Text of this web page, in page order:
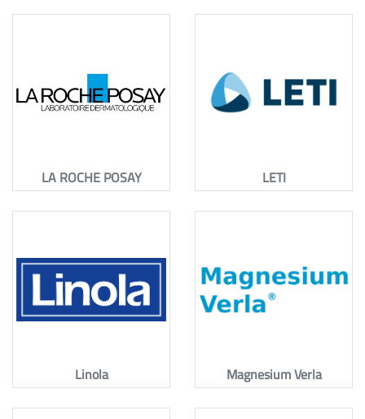
LA ROCHE POSAY LETI
Linola Magnesium Verla